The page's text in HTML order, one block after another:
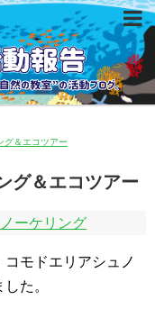
グ＆エコツアー
グ＆エコツアー
ーケリング
モドエリアシュノ
た。